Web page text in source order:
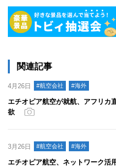
関連記事
4月26日 #航空会社 #海外
エチオピア航空が就航、アフリカ
欲
3月26日 #航空会社 #海外
エチオピア航空、ネットワーク活